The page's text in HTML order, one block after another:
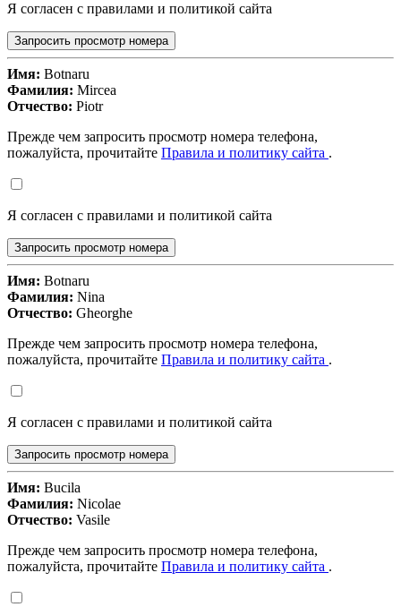
Я согласен с правилами и политикой сайта
Запросить просмотр номера
Имя: Botnaru
Фамилия: Mircea
Отчество: Piotr
Прежде чем запросить просмотр номера телефона,
пожалуйста, прочитайте Правила и политику сайта .
Я согласен с правилами и политикой сайта
Запросить просмотр номера
Имя: Botnaru
Фамилия: Nina
Отчество: Gheorghe
Прежде чем запросить просмотр номера телефона,
пожалуйста, прочитайте Правила и политику сайта .
Я согласен с правилами и политикой сайта
Запросить просмотр номера
Имя: Bucila
Фамилия: Nicolae
Отчество: Vasile
Прежде чем запросить просмотр номера телефона,
пожалуйста, прочитайте Правила и политику сайта .